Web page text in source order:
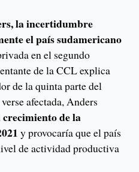
la incertidumbre
el país sudamericano
en el segundo
de la CCL explica
de la quinta parte del
afectada, Anders
de la
y provocaría que el país
de actividad productiva